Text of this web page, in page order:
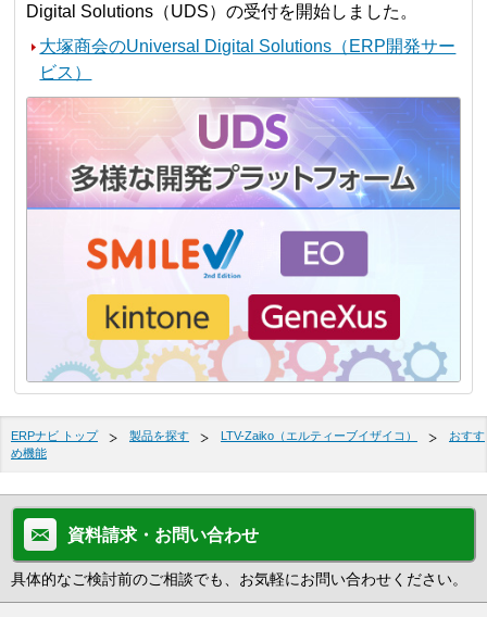
Digital Solutions（UDS）の受付を開始しました。
大塚商会のUniversal Digital Solutions（ERP開発サー
ビス）
ERPナビ トップ 製品を探す LTV-Zaiko（エルティーブイザイコ）
おすす
め機能
資料請求・お問い合わせ
具体的なご検討前のご相談でも、お気軽にお問い合わせください。